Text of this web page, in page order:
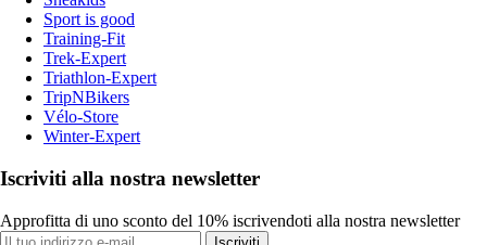
Sport is good
Training-Fit
Trek-Expert
Triathlon-Expert
TripNBikers
Vélo-Store
Winter-Expert
Iscriviti alla nostra newsletter
Approfitta di uno sconto del 10% iscrivendoti alla nostra newsletter